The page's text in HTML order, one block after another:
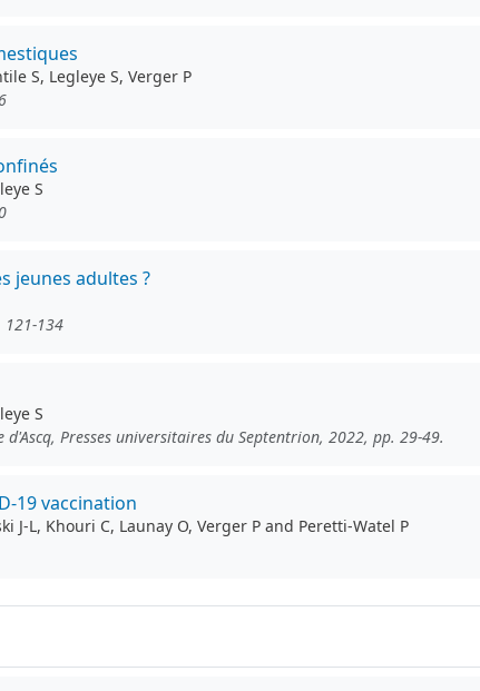
S, Legleye S, Verger P
S
jeunes adultes ?
121-134
S
Presses universitaires du Septentrion, 2022, pp. 29-49.
19 vaccination
J-L, Khouri C, Launay O, Verger P and Peretti-Watel P